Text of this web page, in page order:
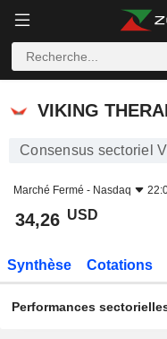
VIKING
VIKING
Consensus sectoriel
Marché Fermé - Nasdaq
34,26 USD
Synthèse Cotations
Performances